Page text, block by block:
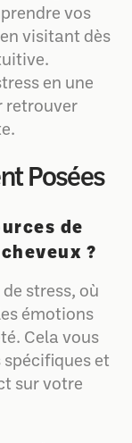
vos
visitant dès
en une
retrouver
Posées
de
?
stress, où
émotions
Cela vous
spécifiques et
sur votre